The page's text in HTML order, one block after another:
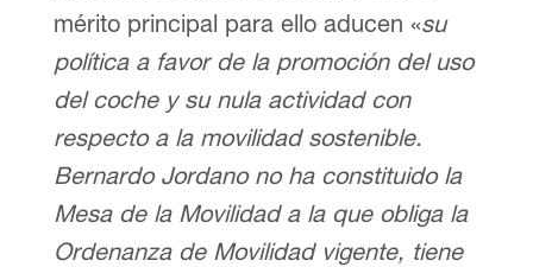
mérito principal para ello aducen «su
política a favor de la promoción del uso
del coche y su nula actividad con
respecto a la movilidad sostenible.
Bernardo Jordano no ha constituido la
Mesa de la Movilidad a la que obliga la
Ordenanza de Movilidad vigente, tiene